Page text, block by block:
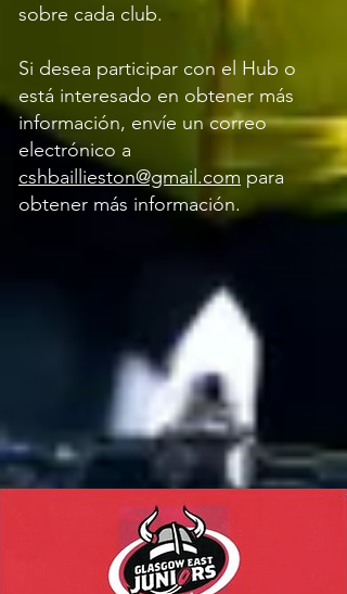
sobre cada club.
Si desea participar con el Hub o
está interesado en obtener más
información, envíe un correo
electrónico a
cshbaillieston@gmail.com para
obtener más información.